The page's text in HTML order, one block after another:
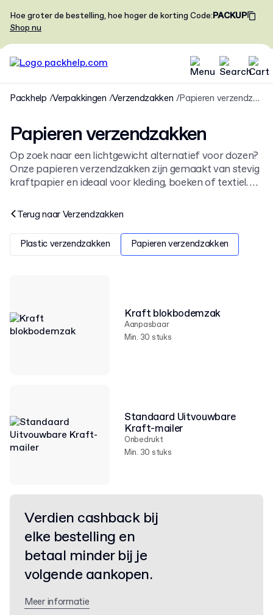
Hoe groter de bestelling, hoe hoger de korting Code:PACKUP
Shop nu
Packhelp Verpakkingen Verzendzakken Papieren verzendzakken
Papieren verzendzakken
Op zoek naar een lichtgewicht alternatief voor dozen?
Onze papieren verzendzakken zijn gemaakt van stevig
kraftpapier en ideaal voor kleding, boeken of textiel. Ze
verzendzakken. Kies de juiste maat en personaliseer je
verzending.
Terug naar Verzendzakken
Plastic verzendzakken Papieren verzendzakken
Kraft blokbodemzak
Aanpasbaar
Min. 30 stuks
Standaard Uitvouwbare
Kraft-mailer
Onbedrukt
Min. 30 stuks
Verdien cashback bij
elke bestelling en
betaal minder bij je
volgende aankopen.
Meer informatie